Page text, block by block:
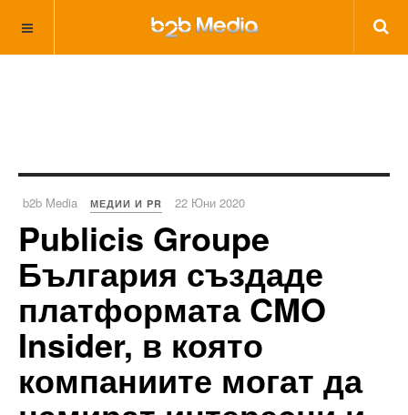
b2b Media МЕДИИ И PR 22 Юни 2020
Publicis Groupe
България създаде
платформата CMO
Insider, в която
компаниите могат да